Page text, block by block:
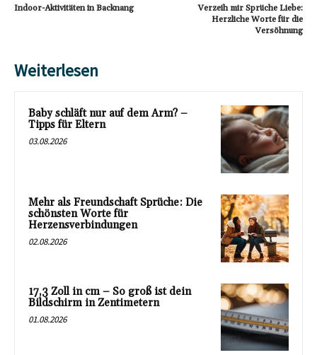
Indoor-Aktivitäten in Backnang
Verzeih mir Sprüche Liebe:
Herzliche Worte für die
Versöhnung
Weiterlesen
Baby schläft nur auf dem Arm? –
Tipps für Eltern
03.08.2026
Mehr als Freundschaft Sprüche: Die
schönsten Worte für
Herzensverbindungen
02.08.2026
17,3 Zoll in cm – So groß ist dein
Bildschirm in Zentimetern
01.08.2026